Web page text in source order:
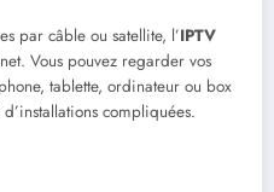
par câble ou satellite, l’IPTV
Vous pouvez regarder vos
tablette, ordinateur ou box
compliquées.